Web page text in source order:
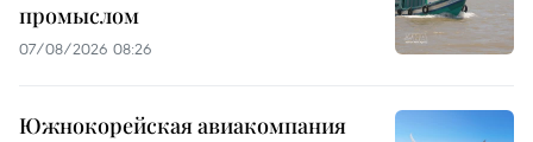
промыслом
07/08/2026 08:26
Южнокорейская авиакомпания